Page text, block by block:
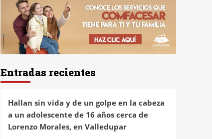
Entradas recientes
Hallan sin vida y de un golpe en la cabeza
a un adolescente de 16 años cerca de
Lorenzo Morales, en Valledupar